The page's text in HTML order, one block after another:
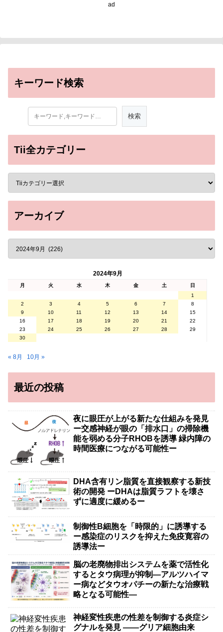
ad
キーワード検索
Tii全カテゴリー
アーカイブ
2024年9月
月 火 水 木 金 土
日
1
2
3 4 5 6 7
8
9
10 11 12 13 14
15
16
17 18 19 20 21
22
23
24 25 26 27 28
29
30
« 8月 10月 »
最近の投稿
夜に眼圧が上がる新たな仕組みを発見
ー交感神経が眼の「排水口」の掃除機
能を弱める分子RHOBを誘導 緑内障の
時間医療につながる可能性ー
DHA含有リン脂質を直接観察する新技
術の開発 ーDHAは脂質ラフトを壊さ
ずに適度に緩めるー
制御性B細胞を「時限的」に誘導する
ー感染症のリスクを抑えた免疫寛容の
誘導法ー
脳の老廃物排出システムを薬で活性化
するとタウ病理が抑制―アルツハイマ
ー病などタウオパチーの新たな治療戦
略となる可能性―
神経変性疾患の性差を制御する炎症シ
グナルを発見 ――グリア細胞由来